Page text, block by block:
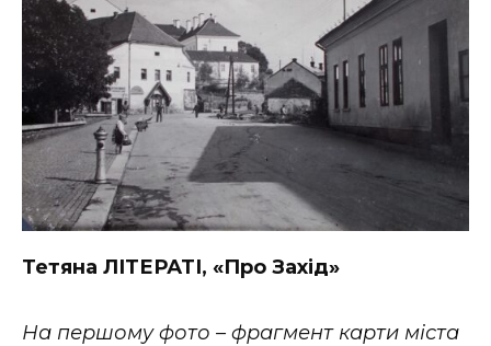
Тетяна ЛІТЕРАТІ, «Про Захід»
На першому фото – фрагмент карти міста